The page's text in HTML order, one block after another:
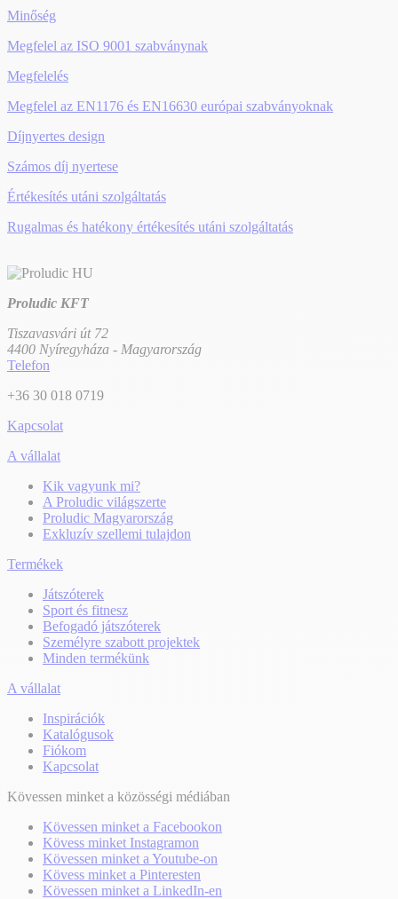
Minőség
Megfelel az ISO 9001 szabványnak
Megfelelés
Megfelel az EN1176 és EN16630 európai szabványoknak
Díjnyertes design
Számos díj nyertese
Értékesítés utáni szolgáltatás
Rugalmas és hatékony értékesítés utáni szolgáltatás
Proludic KFT
Tiszavasvári út 72
4400 Nyíregyháza - Magyarország
Telefon
+36 30 018 0719
Kapcsolat
A vállalat
Kik vagyunk mi?
A Proludic világszerte
Proludic Magyarország
Exkluzív szellemi tulajdon
Termékek
Játszóterek
Sport és fitnesz
Befogadó játszóterek
Személyre szabott projektek
Minden termékünk
A vállalat
Inspirációk
Katalógusok
Fiókom
Kapcsolat
Kövessen minket a közösségi médiában
Kövessen minket a Facebookon
Kövess minket Instagramon
Kövessen minket a Youtube-on
Kövess minket a Pinteresten
Kövessen minket a LinkedIn-en